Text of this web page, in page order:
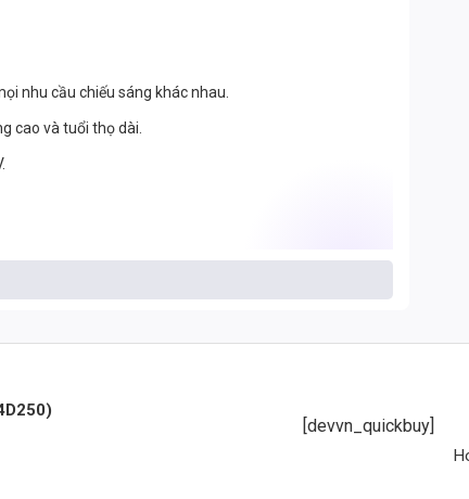
nhu cầu chiếu sáng khác nhau.
cao và tuổi thọ dài.
độ bền trong mọi điều kiện thời tiết.
[devvn_quickbuy]